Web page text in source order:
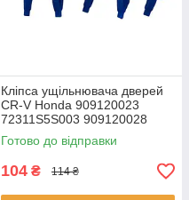
Кліпса ущільнювача дверей
CR-V Honda 909120023
72311S5S003 909120028
Готово до відправки
104 ₴ 114 ₴